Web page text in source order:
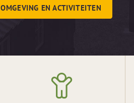
OMGEVING EN ACTIVITEITEN